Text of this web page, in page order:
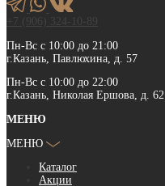
+7 (906) 324-10-89
Пн-Вс с 10:00 до 21:00
г.Казань, Павлюхина, д. 57
Пн-Вс с 10:00 до 22:00
г.Казань, Николая Ершова, д. 62
МЕНЮ
МЕНЮ
Каталог
Акции